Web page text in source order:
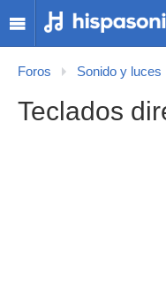
Foros Sonido y luces
Teclados